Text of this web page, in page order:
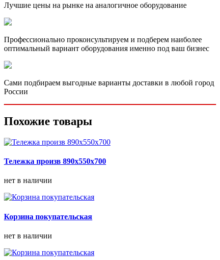
Лучшие цены на рынке на аналогичное оборудование
Профессионально проконсультируем и подберем наиболее
оптимальный вариант оборудования именно под ваш бизнес
Сами подбираем выгодные варианты доставки в любой город
России
Похожие товары
Тележка произв 890х550х700
нет в наличии
Корзина покупательская
нет в наличии